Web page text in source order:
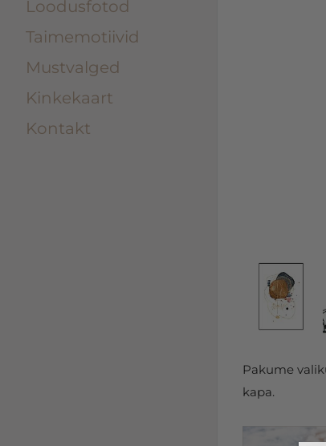
Loodusfotod
Taimemotiivid
Mustvalged
Kinkekaart
Kontakt
Pakume
kapa.